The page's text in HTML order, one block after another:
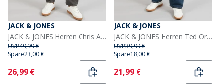
JACK & JONES
JACK & JONES Herren Chris AT 222 Original Relaxed Fit Jeans Schwarz
UVP49,99 €
Spare23,00 €
Current
26,99 €
JACK & JONES
JACK & JONES Herren Ted Original 918 Loose Straight Blue Denim
UVP39,99 €
Spare18,00 €
Current
21,99 €